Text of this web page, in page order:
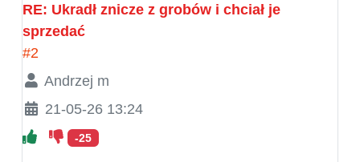
RE: Ukradł znicze z grobów i chciał je
sprzedać
#2
Andrzej m
21-05-26 13:24
-25